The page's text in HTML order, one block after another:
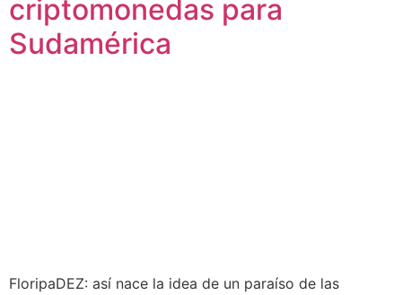
criptomonedas para
Sudamérica
FloripaDEZ: así nace la idea de un paraíso de las